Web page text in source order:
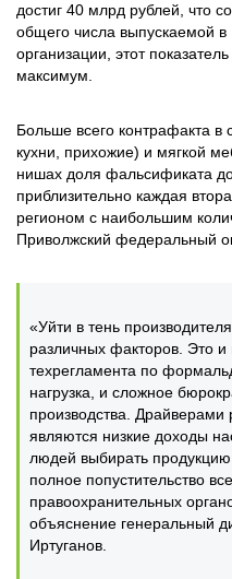
достиг 40 млрд рублей, что
общего числа выпускаемой
организации, этот
максимум.
Больше всего контрафакта в
кухни, прихожие) и мягкой
нишах доля фальсификата
приблизительно каждая
регионом с наибольшим
Приволжский федеральный
«Уйти в тень
различных факторов. Это
техрегламента по
нагрузка, и сложное
производства. Драйверами
являются низкие доходы
людей выбирать
полное попустительство
правоохранительных
объяснение генеральный
Иртуганов.